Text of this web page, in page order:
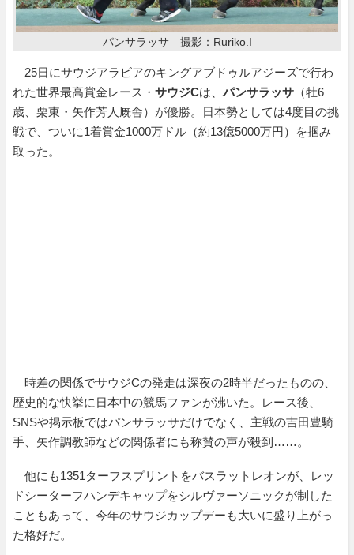
パンサラッサ 撮影：Ruriko.I
25日にサウジアラビアのキングアブドゥルアジーズで行わ
れた世界最高賞金レース・ サウジCは、 パンサラッサ （牡6
歳、栗東・矢作芳人厩舎）が優勝。日本勢としては4度目の挑
戦で、ついに1着賞金1000万ドル（約13億5000万円）を掴み
取った。
時差の関係でサウジCの発走は深夜の2時半だったものの、
歴史的な快挙に日本中の競馬ファンが沸いた。レース後、
SNSや掲示板ではパンサラッサだけでなく、主戦の吉田豊騎
手、矢作調教師などの関係者にも称賛の声が殺到……。
他にも1351ターフスプリントをバスラットレオンが、レッ
ドシーターフハンデキャップをシルヴァーソニックが制した
こともあって、今年のサウジカップデーも大いに盛り上がっ
た格好だ。